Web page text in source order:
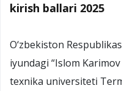
kirish ballari 2025
O‘zbekiston
iyundagi “Islom
texnika universiteti